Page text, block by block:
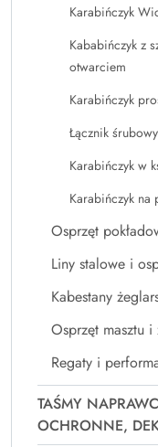
Karabińczyk
Kababińczyk z
otwarciem
Karabińczyk
Łącznik
Karabińczyk w
Karabińczyk na
Osprzęt
Liny stalowe i
Kabestany
Osprzęt masztu i
Regaty i
TAŚMY
OCHRONNE,